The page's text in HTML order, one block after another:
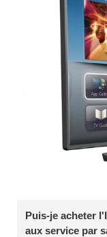
Puis-je acheter
aux service par